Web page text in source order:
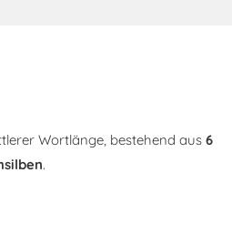
Wortlänge, bestehend aus 6
.